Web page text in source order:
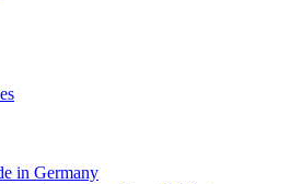
in Germany